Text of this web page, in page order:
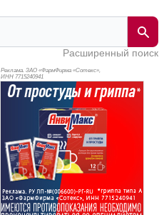
Расширенный поиск
Реклама. ЗАО «ФармФирма «Сотекс»,
ИНН 7715240941